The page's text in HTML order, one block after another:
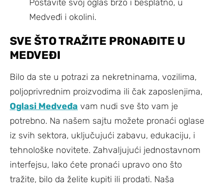
Postavite svoj oglas brzo i besplatno, u
Medveđi i okolini.
SVE ŠTO TRAŽITE PRONAĐITE U
MEDVEĐI
Bilo da ste u potrazi za nekretninama, vozilima,
poljoprivrednim proizvodima ili čak zaposlenjima,
Oglasi Medveđa vam nudi sve što vam je
potrebno. Na našem sajtu možete pronaći oglase
iz svih sektora, uključujući zabavu, edukaciju, i
tehnološke novitete. Zahvaljujući jednostavnom
interfejsu, lako ćete pronaći upravo ono što
tražite, bilo da želite kupiti ili prodati. Naša